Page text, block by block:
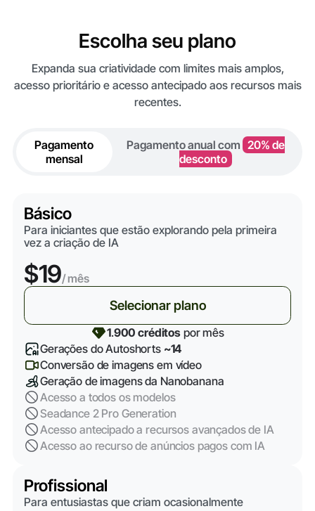
Escolha seu plano
Expanda sua criatividade com limites mais amplos,
acesso prioritário e acesso antecipado aos recursos mais
recentes.
Pagamento
mensal
Pagamento anual com 20% de
desconto
Básico
Para iniciantes que estão explorando pela primeira
vez a criação de IA
$19/ mês
Selecionar plano
1.900 créditos por mês
Gerações do Autoshorts ~14
Conversão de imagens em vídeo
Geração de imagens da Nanobanana
Acesso a todos os modelos
Seadance 2 Pro Generation
Acesso antecipado a recursos avançados de IA
Acesso ao recurso de anúncios pagos com IA
Profissional
Para entusiastas que criam ocasionalmente